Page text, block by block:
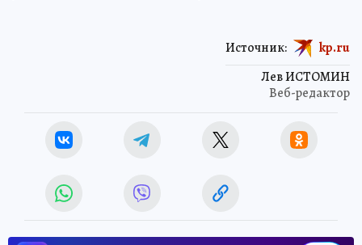
Лев ИСТОМИН
Веб-редактор
Источник: kp.ru